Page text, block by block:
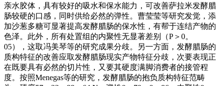
亲水胶体，具有较好的吸水和保水能力，可改善萨拉米发酵腊
肠较硬的口感，同时供给必然的弹性。曹莹莹等研究发觉，添
加沙葱多糖可显著提高发酵腊肠的保水性，有帮于连结产物的
色泽。此外，所有处置组的内聚性无显著差别（P＞0。
05），这取冯美琴等的研究成果分歧。另一方面，发酵腊肠的
质构特征的改善应取发酵腊肠现实产物特征分歧，次要表现正
在既要具有必然的切片性，又要其硬度满脚消费者的接管程
度。按照Menegas等的研究，发酵腊肠的抱负质构特征范畴